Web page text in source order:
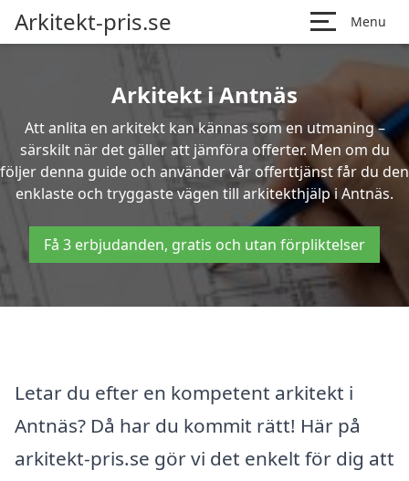
Arkitekt-pris.se Menu
Arkitekt i Antnäs
Att anlita en arkitekt kan kännas som en utmaning –
särskilt när det gäller att jämföra offerter. Men om du
följer denna guide och använder vår offerttjänst får du den
enklaste och tryggaste vägen till arkitekthjälp i Antnäs.
Få 3 erbjudanden, gratis och utan förpliktelser
Letar du efter en kompetent arkitekt i
Antnäs? Då har du kommit rätt! Här på
arkitekt-pris.se gör vi det enkelt för dig att